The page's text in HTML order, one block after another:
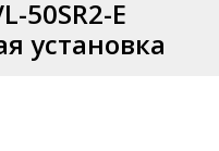
50SR2-E
установка